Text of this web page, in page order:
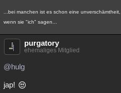
...bei manchen ist es schon eine unverschämtheit,
wenn sie "ich" sagen...
purgatory
ehemaliges Mitglied
@hulg
jap!